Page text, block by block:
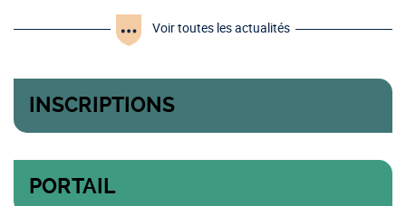
Voir toutes les actualités
INSCRIPTIONS
PORTAIL